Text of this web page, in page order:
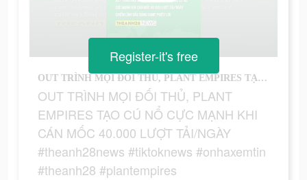
OUT TRÌNH MỌI ĐỐI THỦ, PLANT EMPIRES TẠO CÚ NỔ CỰC MẠNH KHI CÁN MỐC 40.000 LƯỢT TẢI/NGÀY #theanh28news #tiktoknews #onhaxemtin #theanh28 #plantempires
OUT TRÌNH MỌI ĐỐI THỦ, PLANT
EMPIRES TẠO CÚ NỔ CỰC MẠNH KHI
CÁN MỐC 40.000 LƯỢT TẢI/NGÀY
#theanh28news #tiktoknews #onhaxemtin
#theanh28 #plantempires
Register-it's free